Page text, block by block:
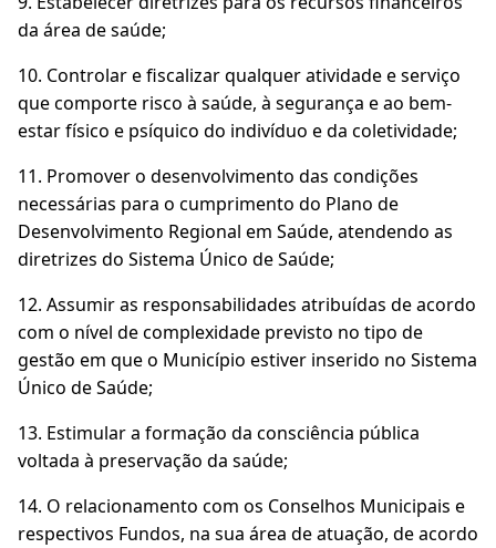
da área de saúde;
10. Controlar e fiscalizar qualquer atividade e serviço
que comporte risco à saúde, à segurança e ao bem-
estar físico e psíquico do indivíduo e da coletividade;
11. Promover o desenvolvimento das condições
necessárias para o cumprimento do Plano de
Desenvolvimento Regional em Saúde, atendendo as
diretrizes do Sistema Único de Saúde;
12. Assumir as responsabilidades atribuídas de acordo
com o nível de complexidade previsto no tipo de
gestão em que o Município estiver inserido no Sistema
Único de Saúde;
13. Estimular a formação da consciência pública
voltada à preservação da saúde;
14. O relacionamento com os Conselhos Municipais e
respectivos Fundos, na sua área de atuação, de acordo